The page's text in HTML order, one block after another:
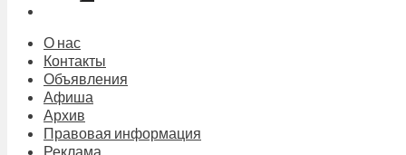
О нас
Контакты
Объявления
Афиша
Архив
Правовая информация
Реклама